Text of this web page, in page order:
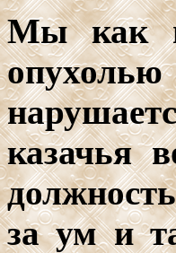
Мы как и
опухолью
казачья
за ум и